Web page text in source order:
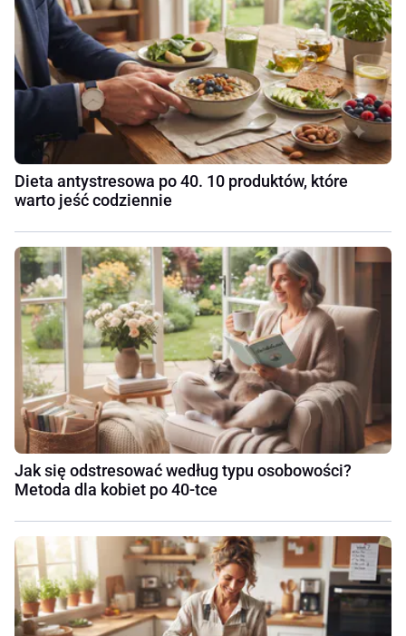
Dieta antystresowa po 40. 10 produktów, które
warto jeść codziennie
Jak się odstresować według typu osobowości?
Metoda dla kobiet po 40-tce